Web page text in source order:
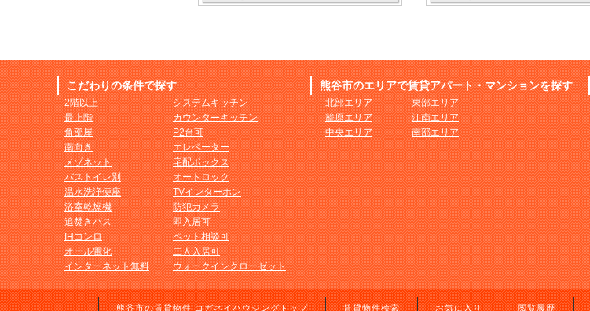
こだわりの条件で探す
2階以上
最上階
角部屋
南向き
メゾネット
バストイレ別
温水洗浄便座
浴室乾燥機
追焚きバス
IHコンロ
オール電化
インターネット無料
システムキッチン
カウンターキッチン
P2台可
エレベーター
宅配ボックス
オートロック
TVインターホン
防犯カメラ
即入居可
ペット相談可
二人入居可
ウォークインクローゼット
熊谷市のエリアで賃貸アパート・マンションを探す
北部エリア
籠原エリア
中央エリア
東部エリア
江南エリア
南部エリア
熊谷市の賃貸物件 コガネイハウジングトップ 賃貸物件検索 お気に入り 閲覧履歴